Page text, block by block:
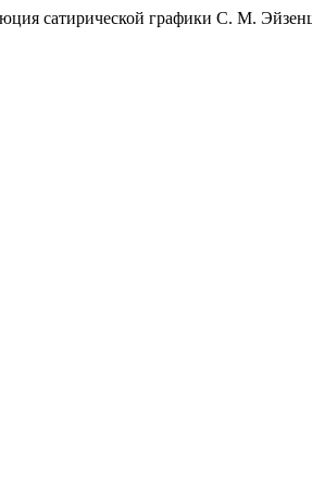
сатирической графики С. М.